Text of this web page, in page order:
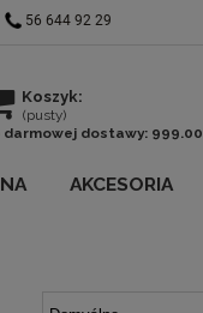
Koszyk:
(pusty)
darmowej dostawy: 999.00
AKCESORIA
56 644 92 29